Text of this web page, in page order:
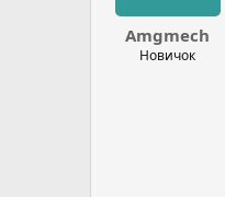
Amgmech
Новичок